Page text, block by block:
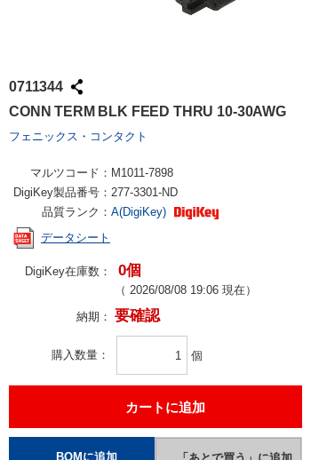
0711344
CONN TERM BLK FEED THRU 10-30AWG
フェニックス・コンタクト
マルツコード： M1011-7898
DigiKey製品番号： 277-3301-ND
品質ランク： A(DigiKey)
データシート
DigiKey在庫数： 0個
（ 2026/08/08 19:06 現在）
納期： 要確認
購入数量 個